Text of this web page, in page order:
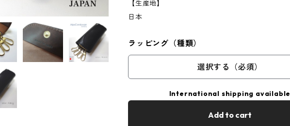
【生産地】
日本
ラッピング（種類）
選択する（必須）
International shipping available
Add to cart